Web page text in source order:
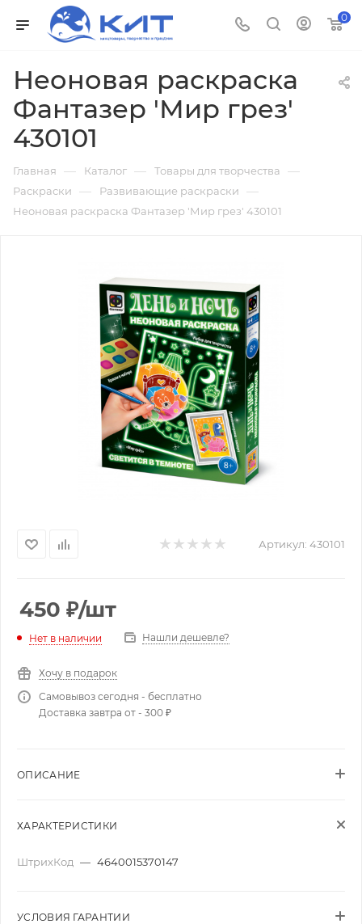
0
Неоновая раскраска
Фантазер 'Мир грез'
430101
Главная — Каталог — Товары для творчества —
Раскраски — Развивающие раскраски —
Неоновая раскраска Фантазер 'Мир грез' 430101
Артикул: 430101
450 ₽/шт
Нет в наличии Нашли дешевле?
Хочу в подарок
Самовывоз сегодня - бесплатно
Доставка завтра от - 300 ₽
ОПИСАНИЕ
ХАРАКТЕРИСТИКИ
ШтрихКод — 4640015370147
УСЛОВИЯ ГАРАНТИИ